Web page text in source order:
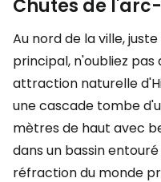
Chutes de
Au nord de la ville,
principal, n'oubliez
attraction naturelle
une cascade tombe
mètres de haut avec
dans un bassin
réfraction du monde